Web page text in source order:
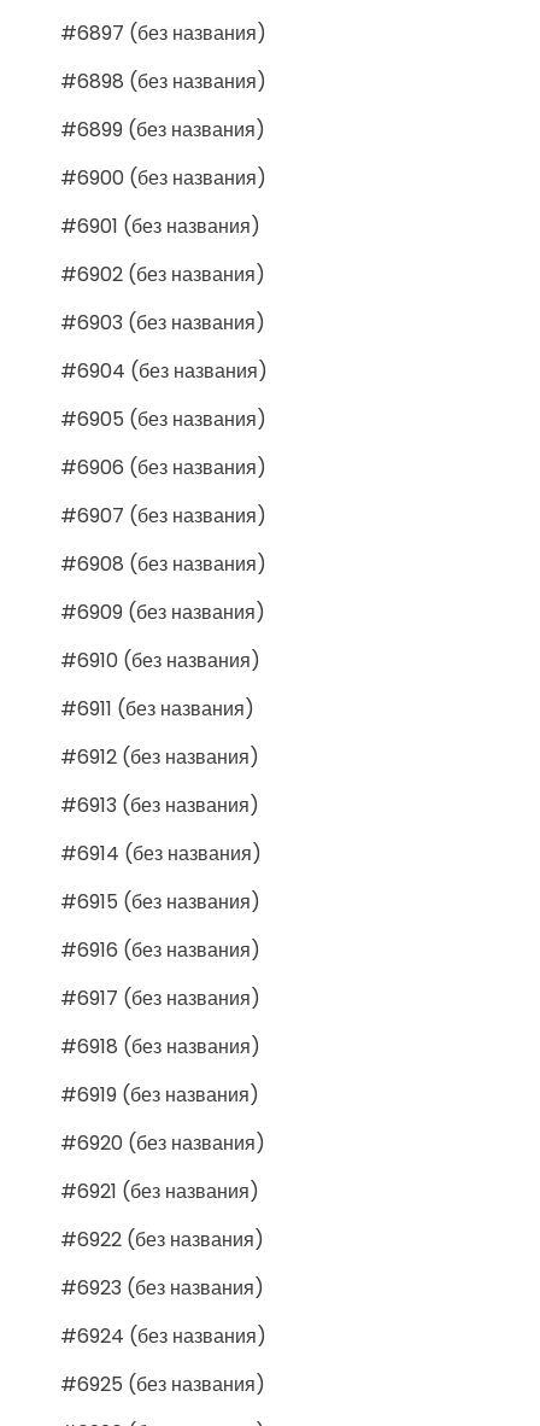
#6897 (без названия)
#6898 (без названия)
#6899 (без названия)
#6900 (без названия)
#6901 (без названия)
#6902 (без названия)
#6903 (без названия)
#6904 (без названия)
#6905 (без названия)
#6906 (без названия)
#6907 (без названия)
#6908 (без названия)
#6909 (без названия)
#6910 (без названия)
#6911 (без названия)
#6912 (без названия)
#6913 (без названия)
#6914 (без названия)
#6915 (без названия)
#6916 (без названия)
#6917 (без названия)
#6918 (без названия)
#6919 (без названия)
#6920 (без названия)
#6921 (без названия)
#6922 (без названия)
#6923 (без названия)
#6924 (без названия)
#6925 (без названия)